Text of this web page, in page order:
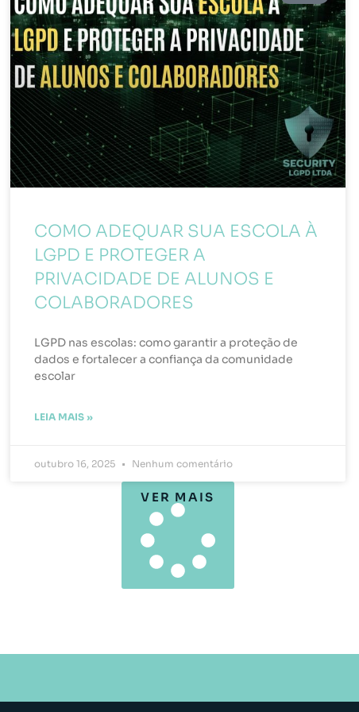
COMO ADEQUAR SUA ESCOLA À
LGPD E PROTEGER A
PRIVACIDADE DE ALUNOS E
COLABORADORES
LGPD nas escolas: como garantir a proteção de
dados e fortalecer a confiança da comunidade
escolar
LEIA MAIS »
outubro 16, 2025 Nenhum comentário
VER MAIS